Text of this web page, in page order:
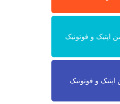
و فوتونیک
و فوتونیک